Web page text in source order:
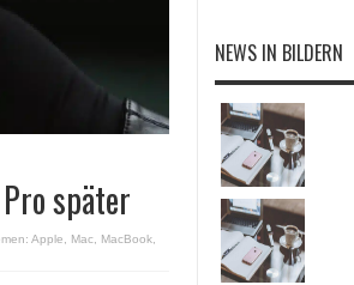
später
Apple, Mac, MacBook,
NEWS IN BILDERN